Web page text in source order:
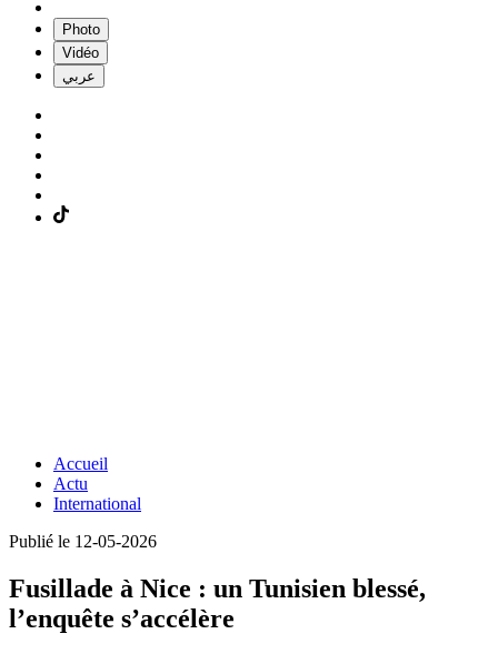
Photo
Vidéo
عربي
Accueil
Actu
International
Publié le 12-05-2026
Fusillade à Nice : un Tunisien blessé,
l’enquête s’accélère